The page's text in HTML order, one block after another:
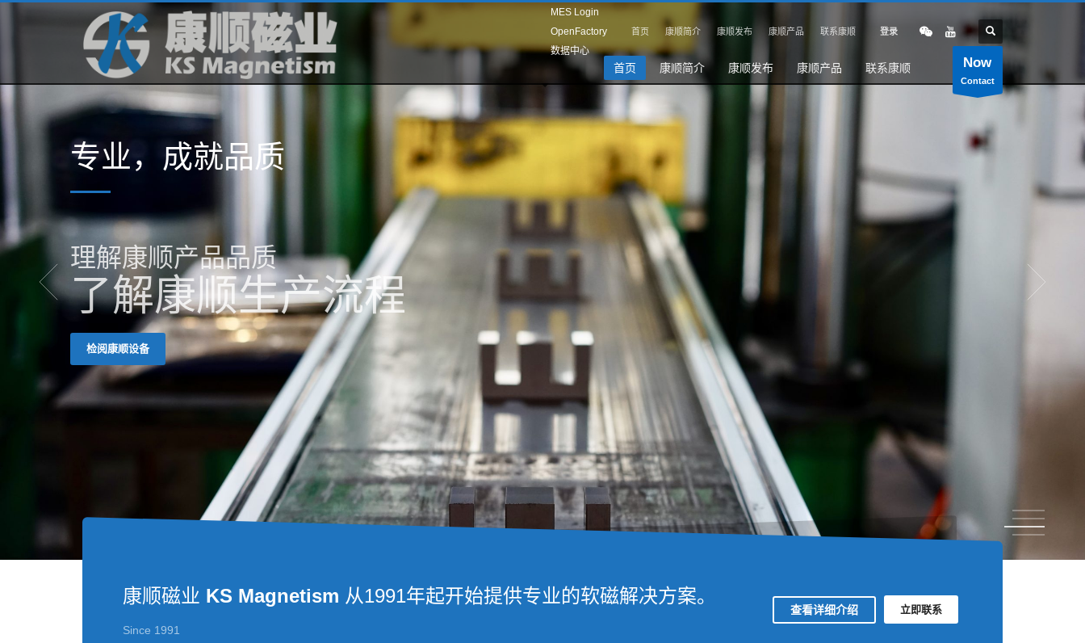
MES Login
OpenFactory
数据中心
首页 康顺简介 康顺发布 康顺产品 联系康顺 登录
首页 康顺简介 康顺发布 康顺产品 联系康顺 Now
Contact
YourProfessional Ferrite Supplier
KS Magnetism
4
康顺磁业 KS Magnetism 从1991年起开始提供专业的软磁解决方案。
Since 1991
查看详细介绍 立即联系